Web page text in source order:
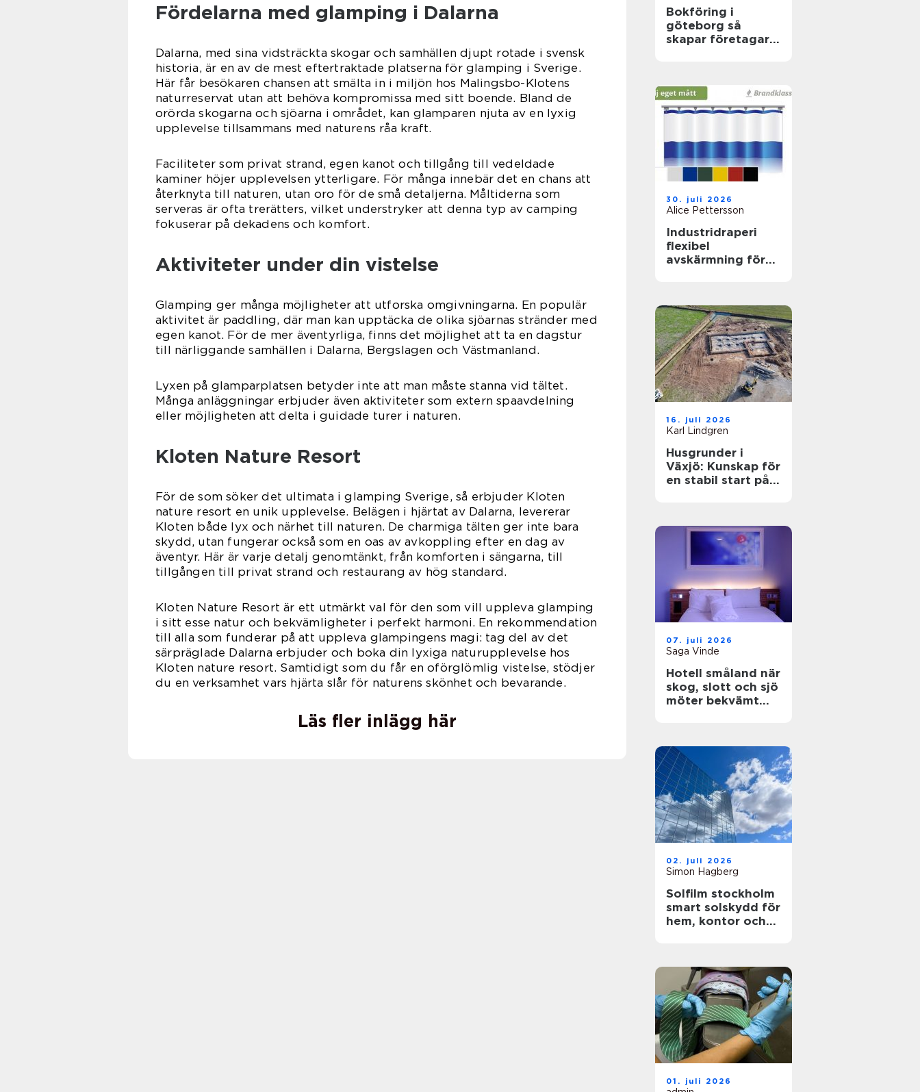
Fördelarna med glamping i Dalarna
Dalarna, med sina vidsträckta skogar och samhällen djupt rotade i svensk
historia, är en av de mest eftertraktade platserna för glamping i Sverige.
Här får besökaren chansen att smälta in i miljön hos Malingsbo-Klotens
naturreservat utan att behöva kompromissa med sitt boende. Bland de
orörda skogarna och sjöarna i området, kan glamparen njuta av en lyxig
upplevelse tillsammans med naturens råa kraft.
Faciliteter som privat strand, egen kanot och tillgång till vedeldade
kaminer höjer upplevelsen ytterligare. För många innebär det en chans att
återknyta till naturen, utan oro för de små detaljerna. Måltiderna som
serveras är ofta trerätters, vilket understryker att denna typ av camping
fokuserar på dekadens och komfort.
Aktiviteter under din vistelse
Glamping ger många möjligheter att utforska omgivningarna. En populär
aktivitet är paddling, där man kan upptäcka de olika sjöarnas stränder med
egen kanot. För de mer äventyrliga, finns det möjlighet att ta en dagstur
till närliggande samhällen i Dalarna, Bergslagen och Västmanland.
Lyxen på glamparplatsen betyder inte att man måste stanna vid tältet.
Många anläggningar erbjuder även aktiviteter som extern spaavdelning
eller möjligheten att delta i guidade turer i naturen.
Kloten Nature Resort
För de som söker det ultimata i glamping Sverige, så erbjuder Kloten
nature resort en unik upplevelse. Belägen i hjärtat av Dalarna, levererar
Kloten både lyx och närhet till naturen. De charmiga tälten ger inte bara
skydd, utan fungerar också som en oas av avkoppling efter en dag av
äventyr. Här är varje detalj genomtänkt, från komforten i sängarna, till
tillgången till privat strand och restaurang av hög standard.
Kloten Nature Resort är ett utmärkt val för den som vill uppleva glamping
i sitt esse natur och bekvämligheter i perfekt harmoni. En rekommendation
till alla som funderar på att uppleva glampingens magi: tag del av det
särpräglade Dalarna erbjuder och boka din lyxiga naturupplevelse hos
Kloten nature resort. Samtidigt som du får en oförglömlig vistelse, stödjer
du en verksamhet vars hjärta slår för naturens skönhet och bevarande.
Läs fler inlägg här
Bokföring i
göteborg så
skapar företagare
30. juli 2026
Alice Pettersson
Industridraperi
flexibel
avskärmning för
16. juli 2026
Karl Lindgren
Husgrunder i
Växjö: Kunskap för
en stabil start på
07. juli 2026
Saga Vinde
Hotell småland när
skog, slott och sjö
möter bekvämt
02. juli 2026
Simon Hagberg
Solfilm stockholm
smart solskydd för
hem, kontor och
01. juli 2026